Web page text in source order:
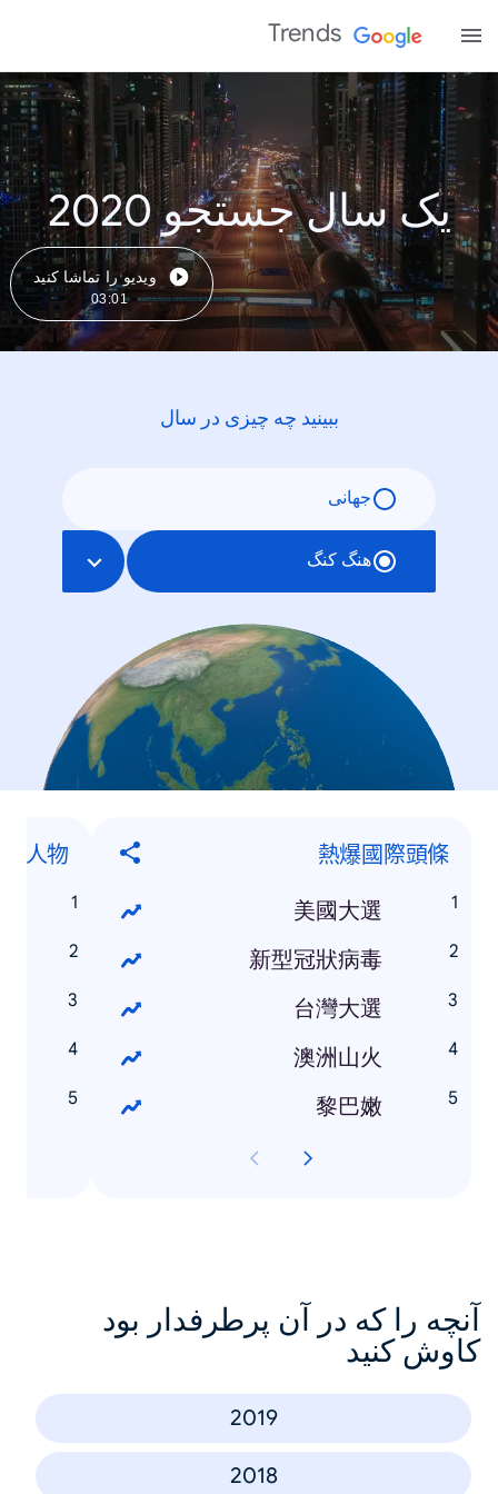
Trends
یک سال جستجو 2020
ویدیو را تماشا کنید
03:01
ببینید چه چیزی در سال
جهانی
هنگ کنگ
熱爆國際頭條
美國大選
新型冠狀病毒
台灣大選
澳洲山火
黎巴嫩
人物
آنچه را که در آن پرطرفدار بود
کاوش کنید
2019
2018